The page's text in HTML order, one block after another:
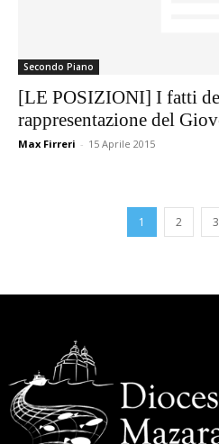
Secondo Piano
[LE POSIZIONI] I fatti
rappresentazione del
Max Firreri - 15 Aprile 2015
1 2 3